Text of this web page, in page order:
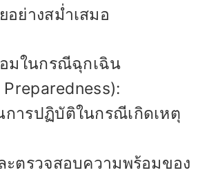
ย่างสม่ำเสมอ
มในกรณีฉุกเฉิน
การปฏิบัติในกรณีเกิดเหตุ
ะตรวจสอบความพร้อมของ